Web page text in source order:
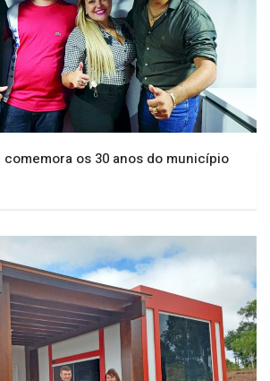
comemora os 30 anos do município